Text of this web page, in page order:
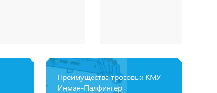
Преимущества тросовых КМУ
Инман-Палфингер